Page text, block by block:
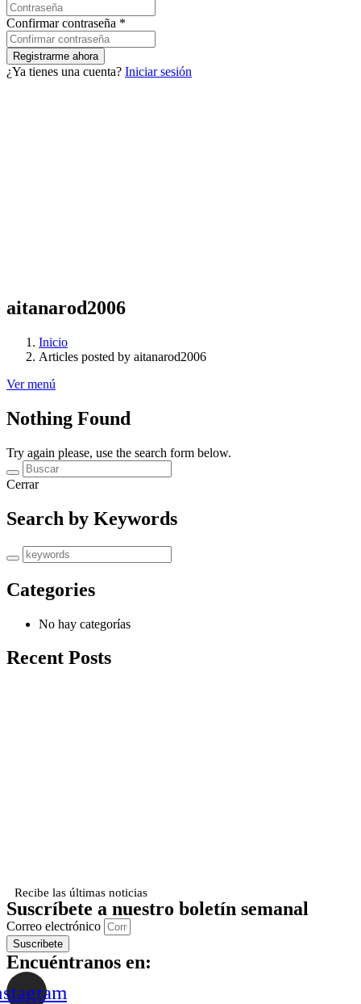
Confirmar contraseña *
¿Ya tienes una cuenta? Iniciar sesión
aitanarod2006
Inicio
Articles posted by aitanarod2006
Ver menú
Nothing Found
Try again please, use the search form below.
Cerrar
Search by Keywords
Categories
No hay categorías
Recent Posts
Recibe las últimas noticias
Suscríbete a nuestro boletín semanal
Correo electrónico
Suscribete
Encuéntranos en: